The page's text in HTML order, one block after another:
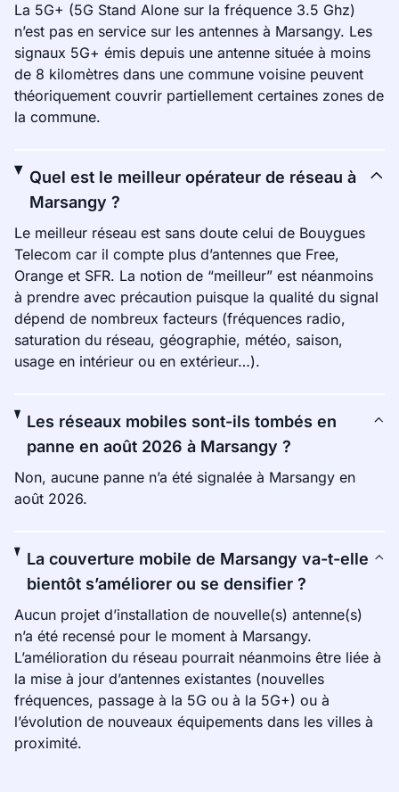
La 5G+ (5G Stand Alone sur la fréquence 3.5 Ghz)
n’est pas en service sur les antennes à Marsangy. Les
signaux 5G+ émis depuis une antenne située à moins
de 8 kilomètres dans une commune voisine peuvent
théoriquement couvrir partiellement certaines zones de
la commune.
Quel est le meilleur opérateur de réseau à
Marsangy ?
Le meilleur réseau est sans doute celui de Bouygues
Telecom car il compte plus d’antennes que Free,
Orange et SFR. La notion de “meilleur” est néanmoins
à prendre avec précaution puisque la qualité du signal
dépend de nombreux facteurs (fréquences radio,
saturation du réseau, géographie, météo, saison,
usage en intérieur ou en extérieur…).
Les réseaux mobiles sont-ils tombés en
panne en août 2026 à Marsangy ?
Non, aucune panne n’a été signalée à Marsangy en
août 2026.
La couverture mobile de Marsangy va-t-elle
bientôt s’améliorer ou se densifier ?
Aucun projet d’installation de nouvelle(s) antenne(s)
n’a été recensé pour le moment à Marsangy.
L’amélioration du réseau pourrait néanmoins être liée à
la mise à jour d’antennes existantes (nouvelles
fréquences, passage à la 5G ou à la 5G+) ou à
l’évolution de nouveaux équipements dans les villes à
proximité.